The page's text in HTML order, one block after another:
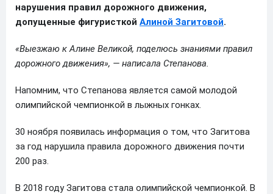
нарушения правил дорожного движения,
допущенные фигуристкой Алиной Загитовой.
«Выезжаю к Алине Великой, поделюсь знаниями правил
дорожного движения», — написала Степанова.
Напомним, что Степанова является самой молодой
олимпийской чемпионкой в лыжных гонках.
30 ноября появилась информация о том, что Загитова
за год нарушила правила дорожного движения почти
200 раз.
В 2018 году Загитова стала олимпийской чемпионкой. В